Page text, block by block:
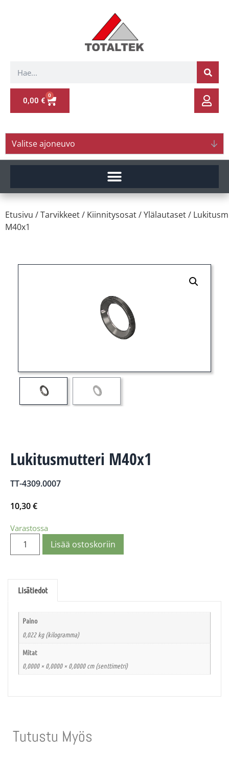
0,00 €
0
Valitse ajoneuvo
Etusivu /Tarvikkeet/ Kiinnitysosat/Ylälautaset/
M40x1
Lukitusmutteri M40x1
TT-4309.0007
10,30€
Varastossa
Lisää ostoskoriin
Lisätiedot
Paino
0,022 kg (kilogramma)
Mitat
0,0000 × 0,0000 × 0,0000 cm (senttimetri)
Tutustu Myös